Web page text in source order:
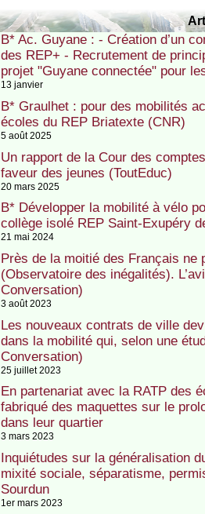
B* Ac. Guyane : - Création d’un
des REP+ - Recrutement de
projet "Guyane connectée" pour
13 janvier
B* Graulhet : pour des mobilités
écoles du REP Briatexte (CNR)
5 août 2025
Un rapport de la Cour des
faveur des jeunes (ToutEduc)
20 mars 2025
B* Développer la mobilité à vélo
collège isolé REP Saint-Exupéry
21 mai 2024
Près de la moitié des Français ne
(Observatoire des inégalités).
Conversation)
3 août 2023
Les nouveaux contrats de ville
dans la mobilité qui, selon une
Conversation)
25 juillet 2023
En partenariat avec la RATP des
fabriqué des maquettes sur le
dans leur quartier
3 mars 2023
Inquiétudes sur la généralisation
mixité sociale, séparatisme,
Sourdun
1er mars 2023